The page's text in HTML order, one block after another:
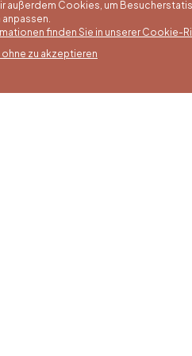
außerdem Cookies, um
anpassen.
finden Sie in unserer Cookie-
zu akzeptieren